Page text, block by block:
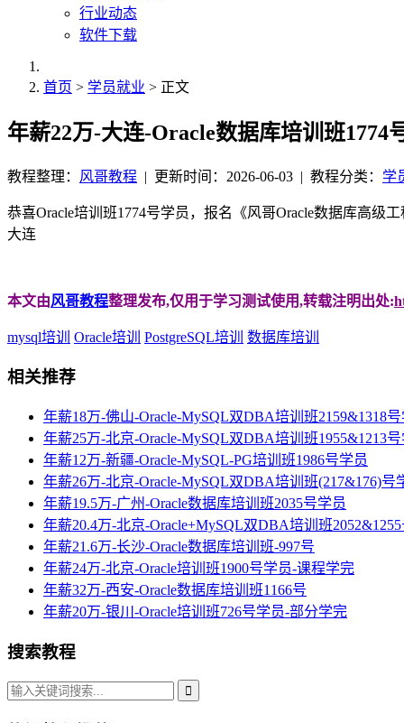
行业动态
软件下载
首页 > 学员就业 > 正文
年薪22万-大连-Oracle数据库培训班1774
教程整理： 风哥教程 | 更新时间：2026-06-03 | 教程分类： 学
恭喜Oracle培训班1774号学员，报名《风哥Oracle数据库高
大连
本文由风哥教程整理发布,仅用于学习测试使用,转载注明出处:
mysql培训 Oracle培训 PostgreSQL培训 数据库培训
相关推荐
年薪18万-佛山-Oracle-MySQL双DBA培训班2159&1318
年薪25万-北京-Oracle-MySQL双DBA培训班1955&1213
年薪12万-新疆-Oracle-MySQL-PG培训班1986号学员
年薪26万-北京-Oracle-MySQL双DBA培训班(217&176)号
年薪19.5万-广州-Oracle数据库培训班2035号学员
年薪20.4万-北京-Oracle+MySQL双DBA培训班
年薪21.6万-长沙-Oracle数据库培训班-997号
年薪24万-北京-Oracle培训班1900号学员-课程学完
年薪32万-西安-Oracle数据库培训班1166号
年薪20万-银川-Oracle培训班726号学员-部分学完
搜索教程